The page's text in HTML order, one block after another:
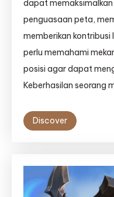
dapat
penguasaan peta,
memberikan kontribusi
perlu memahami
posisi agar dapat
Keberhasilan seorang
Discover